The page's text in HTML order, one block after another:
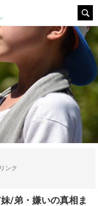
ンク
/弟・嫌いの真相ま